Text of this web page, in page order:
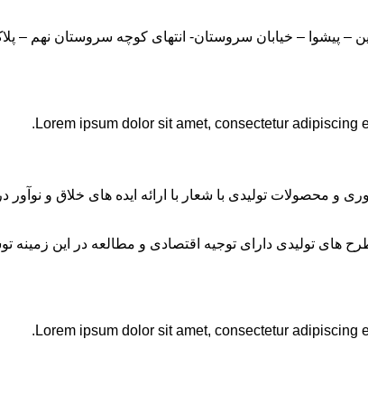
Lorem ipsum dolor sit amet, consectetur
و محصولات تولیدی با شعار با ارائه ایده های خلاق و
تولیدی دارای توجیه اقتصادی و مطالعه در این زمینه
Lorem ipsum dolor sit amet, consectetur